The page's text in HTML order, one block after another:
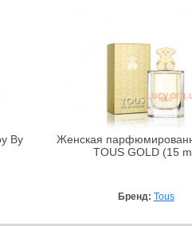
By
Женская
TOUS GOLD (15
Бренд: Tous